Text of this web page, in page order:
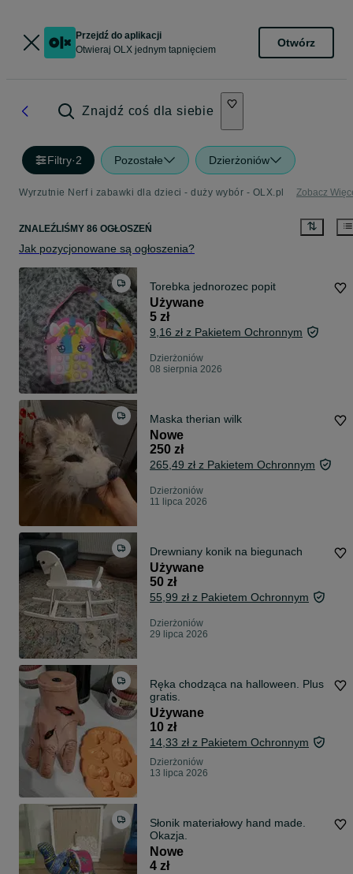
Przejdź do aplikacji
Otwieraj OLX jednym tapnięciem
Otwórz
Znajdź coś dla siebie
Filtry·2 Pozostałe Dzierżoniów
Wyrzutnie Nerf i zabawki dla dzieci - duży wybór - OLX.pl Zobacz
ZNALEŹLIŚMY 86 OGŁOSZEŃ
Jak pozycjonowane są ogłoszenia?
Torebka jednorozec popit
Używane
5 zł
9,16 zł z Pakietem Ochronnym
Dzierżoniów
08 sierpnia 2026
Maska therian wilk
Nowe
250 zł
265,49 zł z Pakietem Ochronnym
Dzierżoniów
11 lipca 2026
Drewniany konik na biegunach
Używane
50 zł
55,99 zł z Pakietem Ochronnym
Dzierżoniów
29 lipca 2026
Ręka chodząca na halloween. Plus
gratis.
Używane
10 zł
14,33 zł z Pakietem Ochronnym
Dzierżoniów
13 lipca 2026
Słonik materiałowy hand made.
Okazja.
Nowe
4 zł